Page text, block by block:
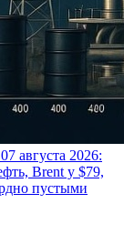
августа 2026:
Brent у $79,
пустыми